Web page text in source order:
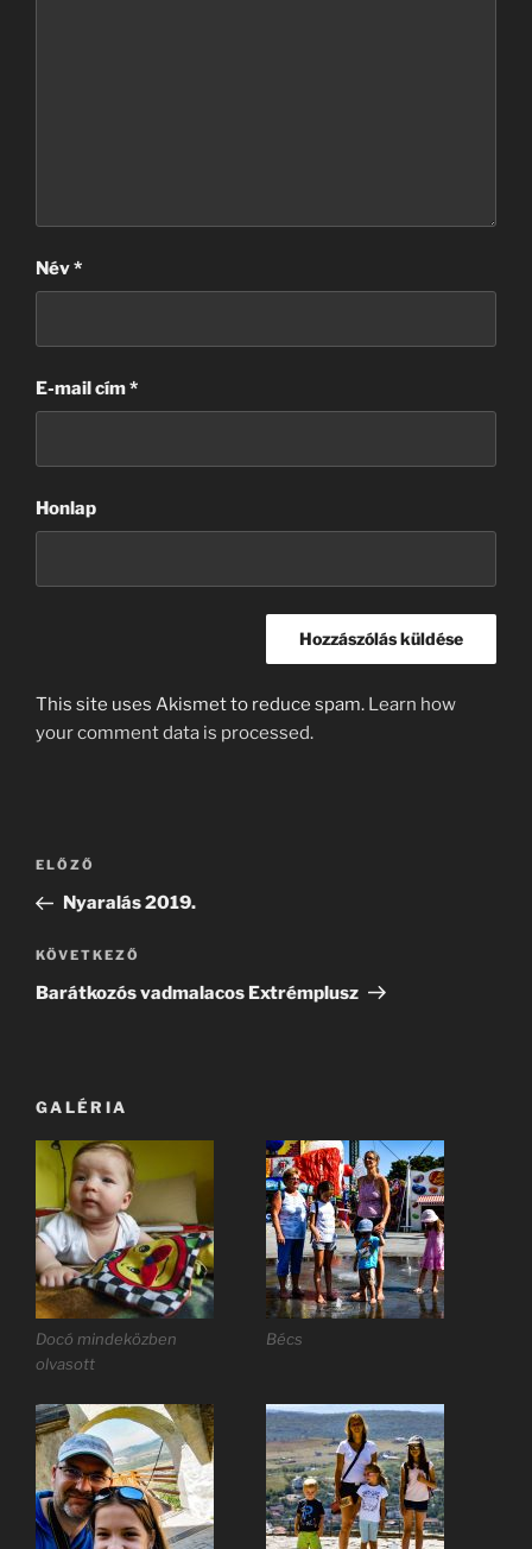
Név*
E-mail cím*
Honlap
This site uses Akismet to reduce spam. Learn how
your comment data is processed.
Bejegyzés
Korábbi
bejegyzés
ELŐZŐ
Nyaralás 2019.
Következő
bejegyzés
KÖVETKEZŐ
Barátkozós vadmalacos Extrémplusz
GALÉRIA
Docó mindeközben
olvasott
Bécs